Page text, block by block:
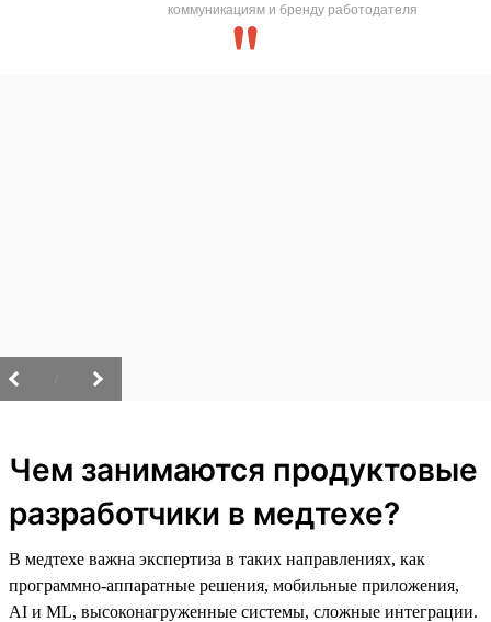
коммуникациям и бренду работодателя
Чем занимаются продуктовые
разработчики в медтехе?
В медтехе важна экспертиза в таких направлениях, как
программно-аппаратные решения, мобильные приложения,
AI и ML, высоконагруженные системы, сложные интеграции.